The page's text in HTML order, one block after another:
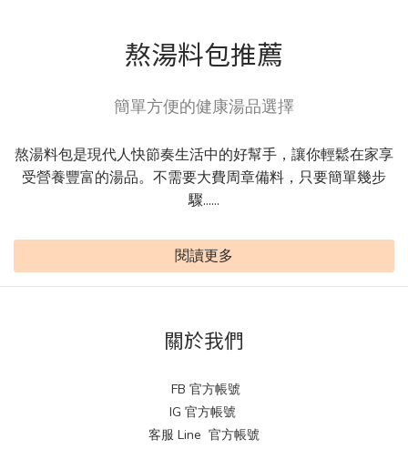
熬湯料包推薦
簡單方便的健康湯品選擇
熬湯料包是現代人快節奏生活中的好幫手，讓你輕鬆在家享
受營養豐富的湯品。不需要大費周章備料，只要簡單幾步
驟......
閱讀更多
關於我們
FB 官方帳號
IG 官方帳號
客服 Line 官方帳號